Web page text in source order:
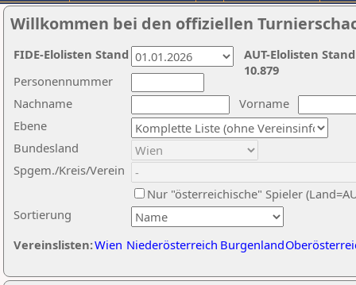
Willkommen bei den offiziellen
Nachname
Vorname
Ebene
Sortierung
Personennummer
Bundesland
Spgem./Kreis/Verein
Nur "österreichische" Spieler
Vereinslisten:Wien Niederösterreich Burgenland
AUT-Elolisten
10.879
FIDE-Elolisten Stand